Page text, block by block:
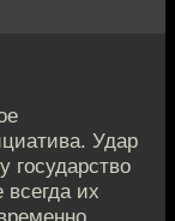
Удар
государство
их